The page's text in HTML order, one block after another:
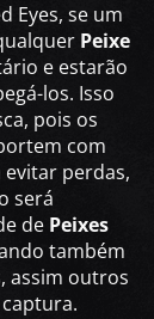
Eyes, se um
Peixe
e estarão
los. Isso
pois os
com
evitar perdas,
será
de Peixes
também
assim outros